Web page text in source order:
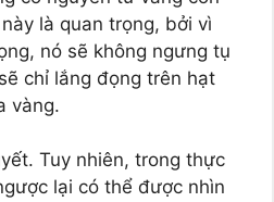
là quan trọng, bởi vì
nó sẽ không ngưng tụ
chỉ lắng đọng trên hạt
vàng.
Tuy nhiên, trong thực
lại có thể được nhìn